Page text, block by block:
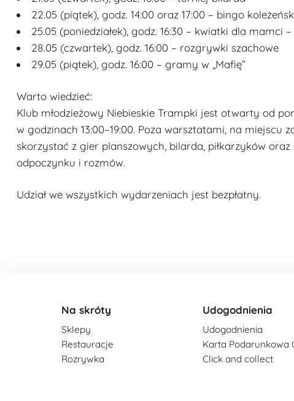
22.05 (piątek), godz. 14:00 oraz 17:00 – bingo
25.05 (poniedziałek), godz. 16:30 – kwiatki dla mamci
28.05 (czwartek), godz. 16:00 – rozgrywki szachowe
29.05 (piątek), godz. 16:00 – gramy w „Mafię”
Warto wiedzieć:
Klub młodzieżowy Niebieskie Trampki jest otwarty od
w godzinach 13:00–19:00. Poza warsztatami, na miejscu
skorzystać z gier planszowych, bilarda, piłkarzyków
odpoczynku i rozmów.
Udział we wszystkich wydarzeniach jest bezpłatny.
Na skróty
Sklepy
Restauracje
Rozrywka
Udogodnienia
Udogodnienia
Karta Podarunkowa
Click and collect